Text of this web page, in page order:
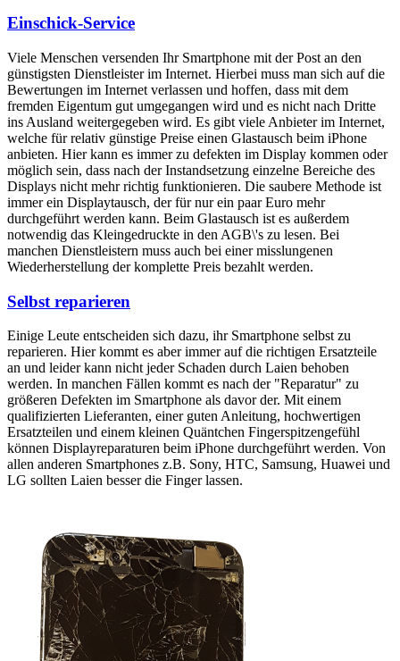
Einschick-Service
Viele Menschen versenden Ihr Smartphone mit der Post an den
günstigsten Dienstleister im Internet. Hierbei muss man sich auf die
Bewertungen im Internet verlassen und hoffen, dass mit dem
fremden Eigentum gut umgegangen wird und es nicht nach Dritte
ins Ausland weitergegeben wird. Es gibt viele Anbieter im Internet,
welche für relativ günstige Preise einen Glastausch beim iPhone
anbieten. Hier kann es immer zu defekten im Display kommen oder
möglich sein, dass nach der Instandsetzung einzelne Bereiche des
Displays nicht mehr richtig funktionieren. Die saubere Methode ist
immer ein Displaytausch, der für nur ein paar Euro mehr
durchgeführt werden kann. Beim Glastausch ist es außerdem
notwendig das Kleingedruckte in den AGB\'s zu lesen. Bei
manchen Dienstleistern muss auch bei einer misslungenen
Wiederherstellung der komplette Preis bezahlt werden.
Selbst reparieren
Einige Leute entscheiden sich dazu, ihr Smartphone selbst zu
reparieren. Hier kommt es aber immer auf die richtigen Ersatzteile
an und leider kann nicht jeder Schaden durch Laien behoben
werden. In manchen Fällen kommt es nach der "Reparatur" zu
größeren Defekten im Smartphone als davor der. Mit einem
qualifizierten Lieferanten, einer guten Anleitung, hochwertigen
Ersatzteilen und einem kleinen Quäntchen Fingerspitzengefühl
können Displayreparaturen beim iPhone durchgeführt werden. Von
allen anderen Smartphones z.B. Sony, HTC, Samsung, Huawei und
LG sollten Laien besser die Finger lassen.